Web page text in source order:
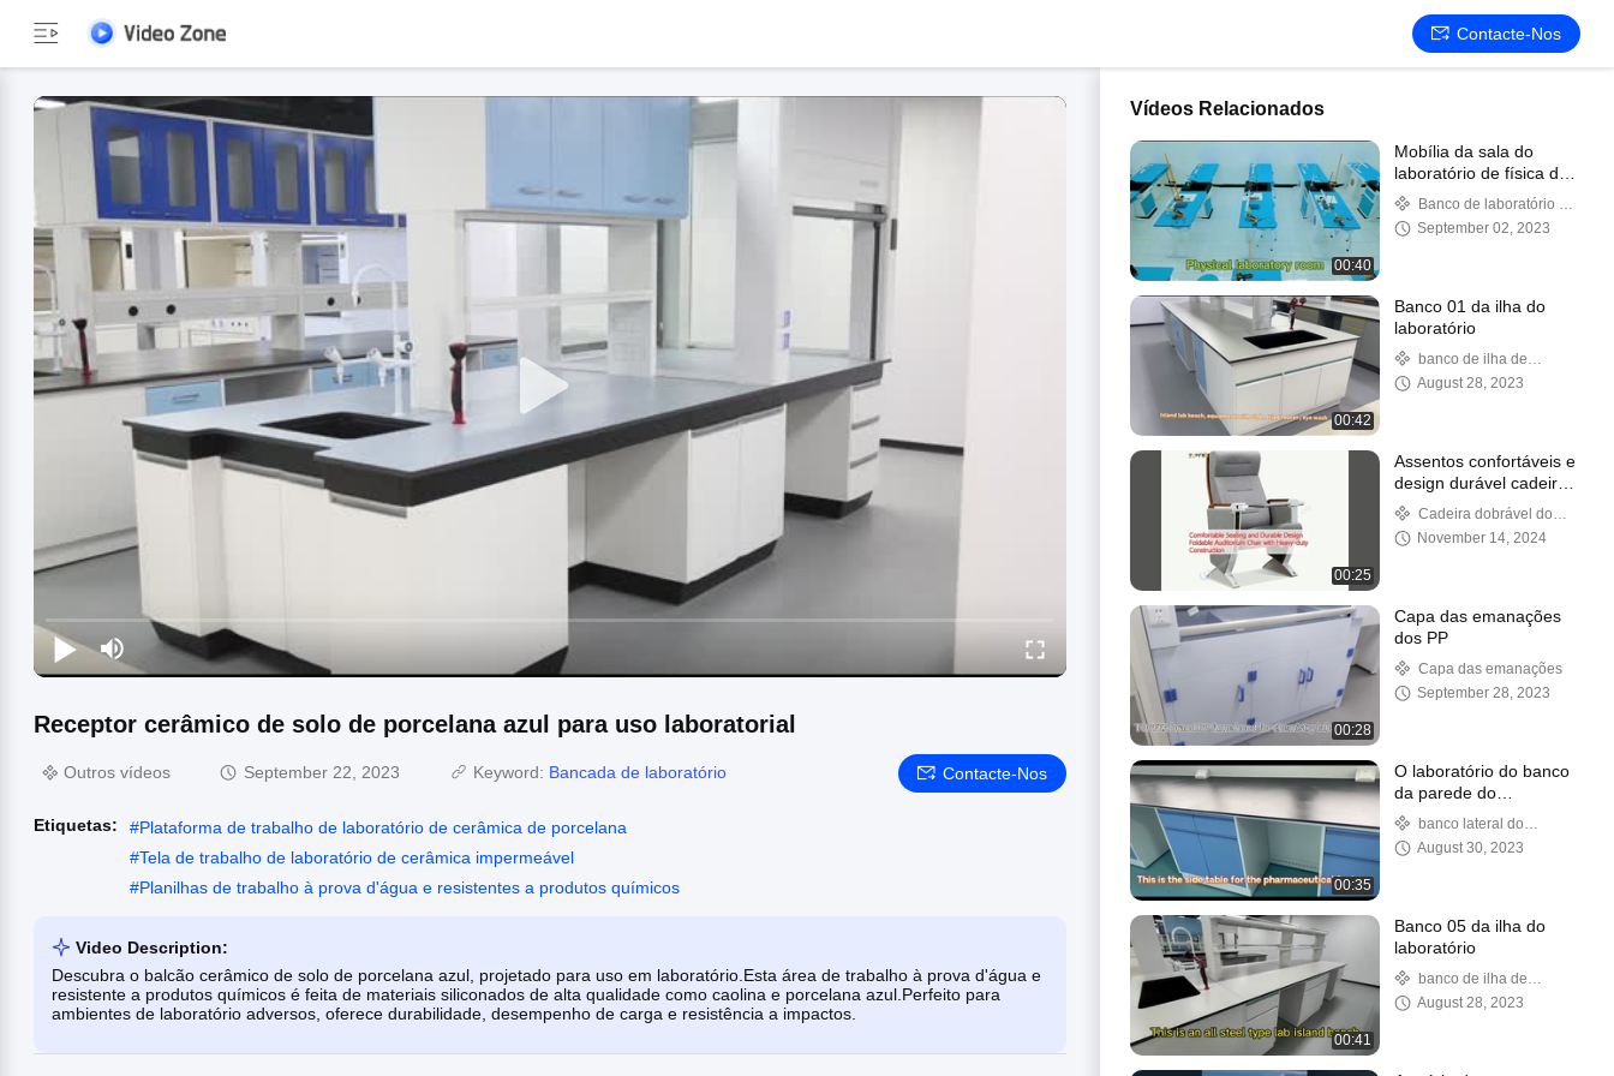
Contacte-Nos
Receptor cerâmico de solo de porcelana azul para uso laboratorial
Outros vídeos September 22, 2023 Keyword: Bancada de laboratório Contacte-Nos
Etiquetas: #Plataforma de trabalho de laboratório de cerâmica de porcelana
#Tela de trabalho de laboratório de cerâmica impermeável
#Planilhas de trabalho à prova d'água e resistentes a produtos químicos
Video Description:
Descubra o balcão cerâmico de solo de porcelana azul, projetado para uso em laboratório.Esta área de trabalho à prova d'água e
resistente a produtos químicos é feita de materiais siliconados de alta qualidade como caolina e porcelana azul.Perfeito para
ambientes de laboratório adversos, oferece durabilidade, desempenho de carga e resistência a impactos.
Vídeos Relacionados
00:40
Mobília da sala do
laboratório de física da
biologia da escola
Banco de laboratório da
escolaSeptember 02, 2023
00:42
Banco 01 da ilha do
laboratório
banco de ilha de
laboratório
August 28, 2023
00:25
Assentos confortáveis e
design durável cadeira
de auditório dobrável
com construção pesada
Cadeira dobrável do
auditório
November 14, 2024
00:28
Capa das emanações
dos PP
Capa das emanações
September 28, 2023
00:35
O laboratório do banco
da parede do
laboratório apresenta o
banco lateral
banco lateral do
laboratório
August 30, 2023
00:41
Banco 05 da ilha do
laboratório
banco de ilha de
laboratório
August 28, 2023